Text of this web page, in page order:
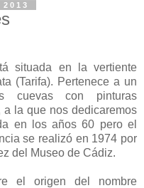
situada en la vertiente
(Tarifa). Pertenece a un
cuevas con pinturas
la que nos dedicaremos
en los años 60 pero el
se realizó en 1974 por
del Museo de Cádiz.
el origen del nombre